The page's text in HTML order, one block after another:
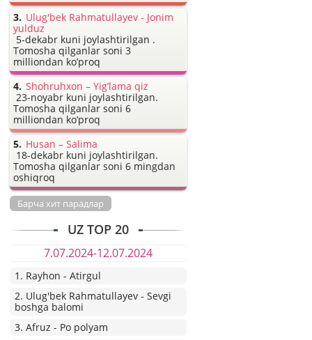
Ulug'bek Rahmatullayev - Jonim
yulduz
5-dekabr kuni joylashtirilgan .
Tomosha qilganlar soni 3
milliondan ko’proq
Shohruhxon – Yig’lama qiz
23-noyabr kuni joylashtirilgan.
Tomosha qilganlar soni 6
milliondan ko’proq
Husan – Salima
18-dekabr kuni joylashtirilgan.
Tomosha qilganlar soni 6 mingdan
oshiqroq
Барча хит парадлар
UZ TOP 20
7.07.2024-12.07.2024
1. Rayhon - Atirgul
2. Ulug'bek Rahmatullayev - Sevgi
boshga balomi
3. Afruz - Po polyam